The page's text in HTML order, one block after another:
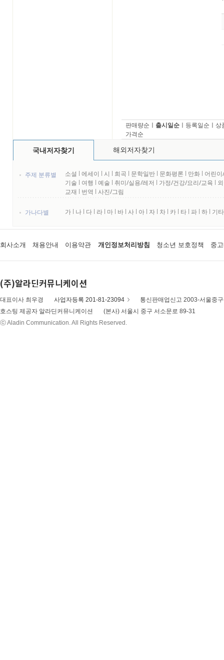
판매량순 ㅣ 출시일순 ㅣ 등록일순 ㅣ 상
가격순
국내저자찾기 해외저자찾기
주제 분류별 소설 l 에세이 l 시 l 희곡 l 문학일반 l 문화평론 l 만화 l 어린
기술 l 여행 l 예술 l 취미/실용/레저 l 가정/건강/요리/교육 l
교재 l 번역 l 사진/그림
가나다별 가 l 나 l 다 l 라 l 마 l 바 l 사 l 아 l 자 l 차 l 카 l 타 l 파 l 하 l 기타
회사소개 채용안내 이용약관 개인정보처리방침 청소년 보호정책 중
(주)알라딘커뮤니케이션
대표이사 최우경 사업자등록 201-81-23094
통신판매업신고 2003-서울중
호스팅 제공자 알라딘커뮤니케이션
(본사) 서울시 중구 서소문로 89-31
ⓒ Aladin Communication. All Rights Reserved.